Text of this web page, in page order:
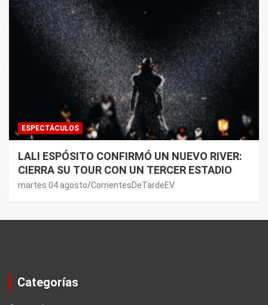
ESPECTÁCULOS
LALI ESPÓSITO CONFIRMÓ UN NUEVO RIVER:
CIERRA SU TOUR CON UN TERCER ESTADIO
martes 04 agosto CorrientesDeTardeEV
Categorías